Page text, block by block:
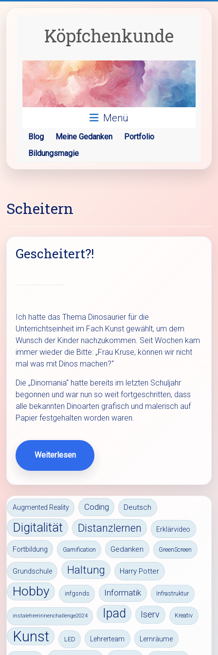
Köpfchenkunde
Menü
Blog Meine Gedanken
Portfolio
Bildungsmagie
Scheitern
Gescheitert?!
Ich hatte das Thema Dinosaurier für die
Unterrichtseinheit im Fach Kunst gewählt, um dem
Wunsch der Kinder nachzukommen. Seit Wochen kam
immer wieder die Bitte: „Frau Kruse, können wir nicht
mal was mit Dinos machen?“
Die „Dinomania“ hatte bereits im letzten Schuljahr
begonnen und war nun so weit fortgeschritten, dass
alle bekannten Dinoarten grafisch und malerisch auf
Papier festgehalten worden waren.
Weiterlesen
Augmented Reality Coding Deutsch
Digitalität Distanzlernen Erklärvideo
Fortbildung Gamification Gedanken GreenScreen
Grundschule Haltung Harry Potter
Hobby infgsnds Informatik Infrastruktur
instalehrerinnenchallenge2024 Ipad Iserv Kreativ
Kunst LED Lehrerteam Lernräume